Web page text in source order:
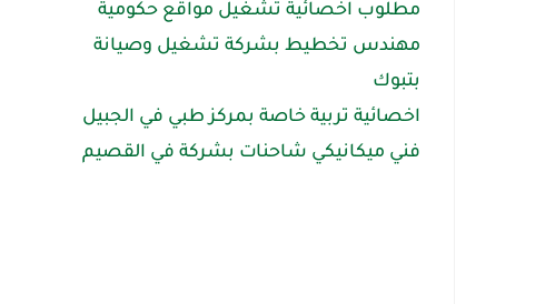
مطلوب اخصائية تشغيل مواقع حكومية
مهندس تخطيط بشركة تشغيل وصيانة
بتبوك
اخصائية تربية خاصة بمركز طبي في الجبيل
فني ميكانيكي شاحنات بشركة في القصيم